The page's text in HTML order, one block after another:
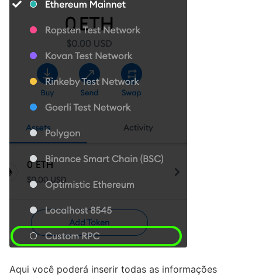
Aqui você poderá inserir todas as informações